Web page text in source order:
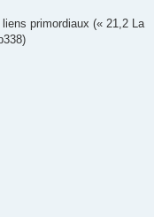
primordiaux (« 21,2 La